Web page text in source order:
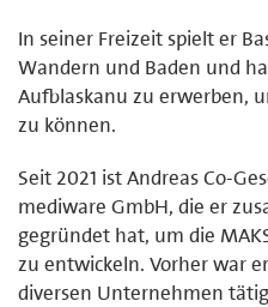
In seiner Freizeit spielt er
Wandern und Baden und
Aufblaskanu zu erwerben,
zu können.
Seit 2021 ist Andreas Co-
mediware GmbH, die er
gegründet hat, um die
zu entwickeln. Vorher war
diversen Unternehmen